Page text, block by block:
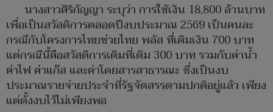
นางสาวศิริกัญญา ระบุว่า การใช้เงิน 18,800 ล้านบาท
เพื่อเป็นสวัสดิการตลอดปีงบประมาณ 2569 เป็นคนละ
กรณีกับโครงการไทยช่วยไทย พลัส ที่เติมเงิน 700 บาท
แต่กรณีนี้คือสวัสดิการเดิมที่เติม 300 บาท รวมกับค่าน้ำ
ค่าไฟ ค่าแก๊ส และค่าโดยสารสาธารณะ ซึ่งเป็นงบ
ประมาณรายจ่ายประจำที่รัฐจัดสรรตามปกติอยู่แล้ว เพียง
แต่ตั้งงบไว้ไม่เพียงพอ